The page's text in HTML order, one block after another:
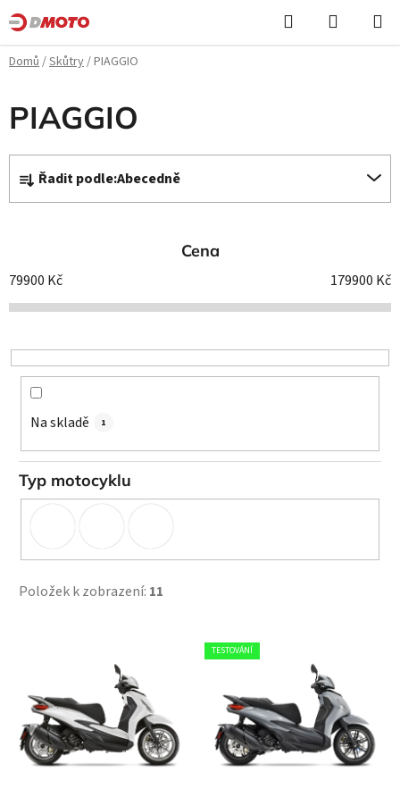
Přejít
na
obsah
Hledat
KOŠÍK
Domů/Skůtry/PIAGGIO
PIAGGIO
a
z
í
p
o
d
ů
Řadit podle:Abecedně
Cena
79900 Kč 179900 Kč
Na skladě 1
Typ motocyklu
Položek k zobrazení: 11
TESTOVÁNÍ